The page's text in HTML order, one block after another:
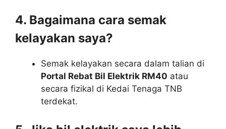
4. Bagaimana cara semak
kelayakan saya?
Semak kelayakan secara dalam talian di
Portal Rebat Bil Elektrik RM40 atau
secara fizikal di Kedai Tenaga TNB
terdekat.